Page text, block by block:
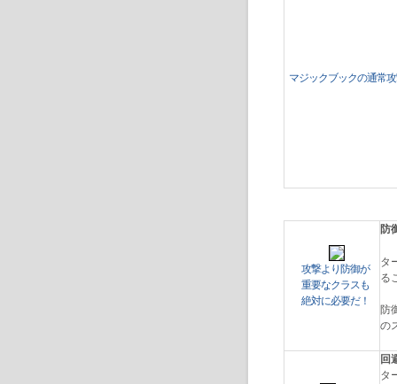
マジックブックの通常
攻撃より防御が
重要なクラスも
絶対に必要だ！
防
タ
る
防
の
回
タ